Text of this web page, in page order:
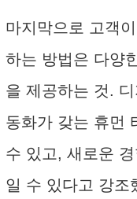
마지막으로 고객
하는 방법은 다양
을 제공하는 것.
동화가 갖는 휴먼
수 있고, 새로운
일 수 있다고 강조